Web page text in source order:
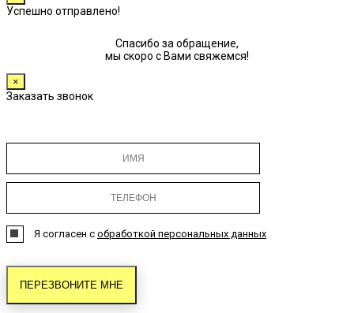
Успешно отправлено!
Спасибо за обращение,
мы скоро с Вами свяжемся!
×
Заказать звонок
Я согласен с обработкой персональных данных